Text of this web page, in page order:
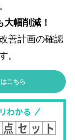
幅削減！
善計画の確認
。
こちら